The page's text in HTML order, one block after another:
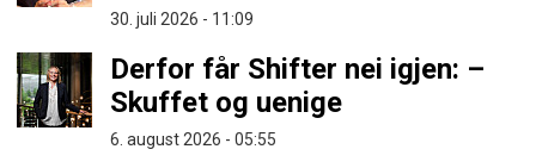
30. juli 2026 - 11:09
Derfor får Shifter nei igjen: –
Skuffet og uenige
6. august 2026 - 05:55